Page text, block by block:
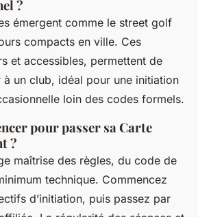
?
émergent comme le street golf
compacts en ville. Ces
et accessibles, permettent de
à un club, idéal pour une initiation
loin des codes formels.
pour passer sa Carte
?
maîtrise des règles, du code de
technique. Commencez
d’initiation, puis passez par